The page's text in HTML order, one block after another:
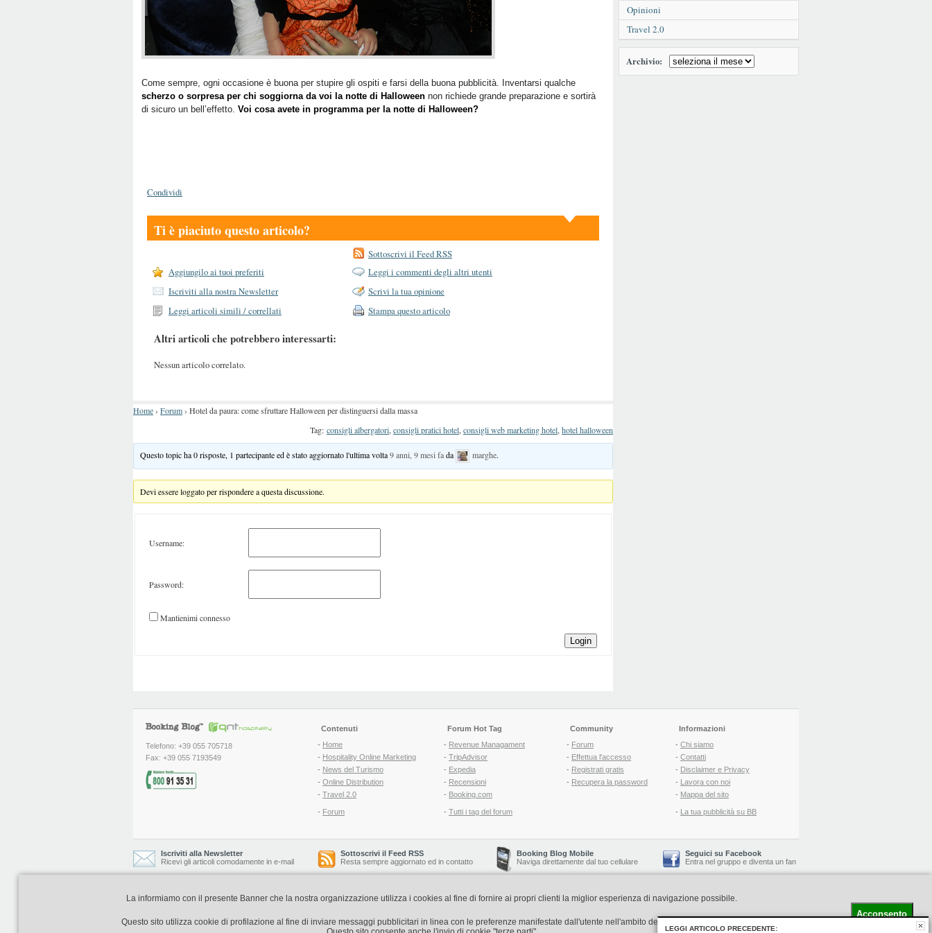
Come sempre, ogni occasione è buona per stupire gli ospiti e farsi della buona pubblicità. Inventarsi qualche
scherzo o sorpresa per chi soggiorna da voi la notte di Halloween non richiede grande preparazione e sortirà
di sicuro un bell’effetto. Voi cosa avete in programma per la notte di Halloween?
Condividi
Ti è piaciuto questo articolo?
Sottoscrivi il Feed RSS
Aggiungilo ai tuoi preferiti
Leggi i commenti degli altri utenti
Iscriviti alla nostra Newsletter
Scrivi la tua opinione
Leggi articoli simili / correllati
Stampa questo articolo
Altri articoli che potrebbero interessarti:
Nessun articolo correlato.
Home› Forum› Hotel da paura: come sfruttare Halloween per distinguersi dalla massa
Tag: consigli albergatori, consigli pratici hotel, consigli web marketing hotel, hotel halloween
Questo topic ha 0 risposte, 1 partecipante ed è stato aggiornato l'ultima volta9 anni, 9 mesi fada marghe.
Devi essere loggato per rispondere a questa discussione.
Username:
Password:
Mantienimi connesso
Login
Opinioni
Travel 2.0
Archivio:
Telefono: +39 055 705718
Fax: +39 055 7193549
Contenuti
- Home
- Hospitality Online Marketing
- News del Turismo
- Online Distribution
- Travel 2.0
- Forum
Forum Hot Tag
- Revenue Managament
- TripAdvisor
- Expedia
- Recensioni
- Booking.com
- Tutti i tag del forum
Community
- Forum
- Effettua l'accesso
- Registrati gratis
- Recupera la password
Informazioni
- Chi siamo
- Contatti
- Disclaimer e Privacy
- Lavora con noi
- Mappa del sito
- La tua pubblicità su BB
Iscriviti alla Newsletter
Ricevi gli articoli comodamente in e-mail
Sottoscrivi il Feed RSS
Resta sempre aggiornato ed in contatto
Booking Blog Mobile
Naviga direttamente dal tuo cellulare
Seguici su Facebook
Entra nel gruppo e diventa un fan
Booking Blog è realizzato e curato da Copyright © 2006-2026 QNT S.r.l. Socio Unico -www.qnt.it-Booking Blog™ -Il blog del Web Marketing Turistico
LEGGI ARTICOLO PRECEDENTE:
La informiamo con il presente Banner che la nostra organizzazione utilizza i cookies al fine di fornire ai propri clienti la miglior esperienza di navigazione possibile.
Questo sito utilizza cookie di profilazione al fine di inviare messaggi pubblicitari in linea con le preferenze manifestate dall'utente nell'ambito della navigazione in rete
Acconsento